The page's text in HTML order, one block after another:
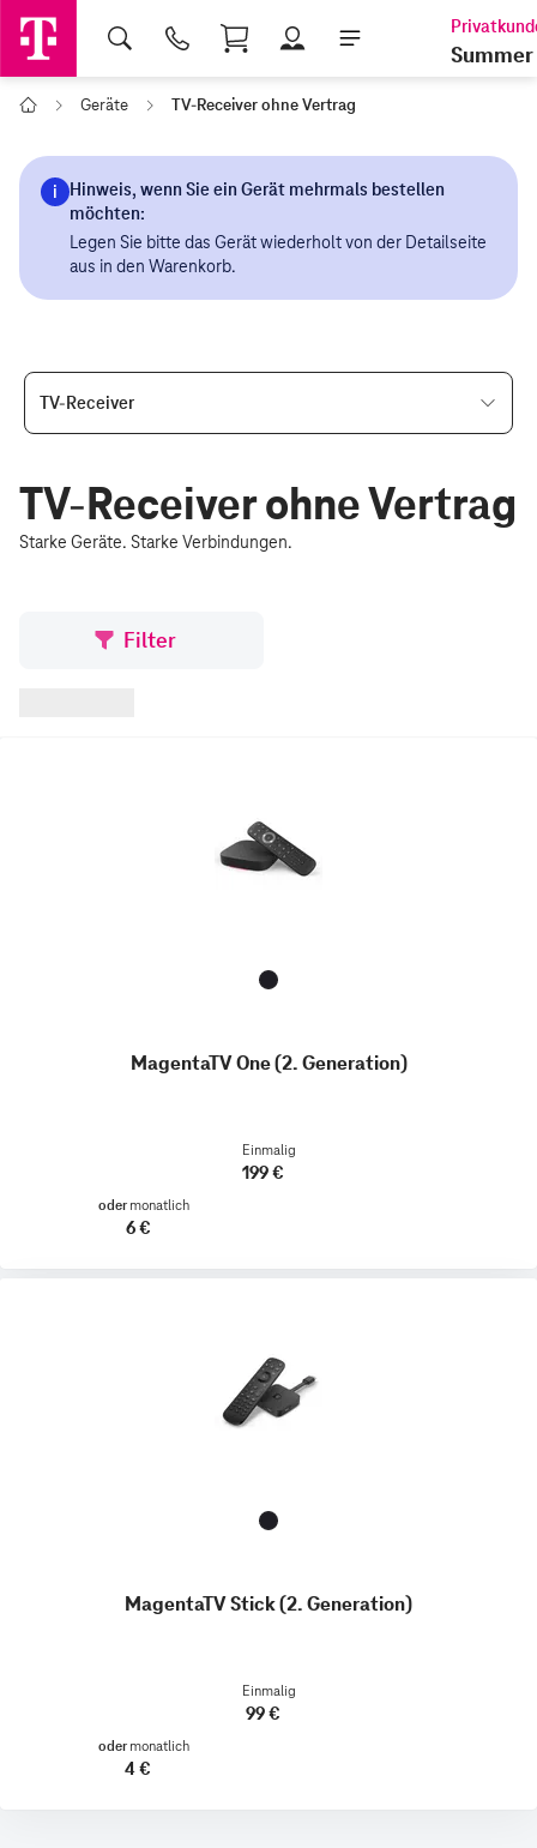
Shopping Cart
Summer
Home Geräte TV-Receiver ohne Vertrag
TV-Receiver
TV-Receiver ohne Vertrag
Starke Geräte. Starke Verbindungen.
Filter
MagentaTV One (2. Generation)
Einmalig
199 €
oder monatlich
6 €
MagentaTV Stick (2. Generation)
Einmalig
99 €
oder monatlich
4 €